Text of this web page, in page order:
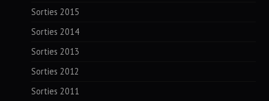
Sorties 2015
Sorties 2014
Sorties 2013
Sorties 2012
Sorties 2011